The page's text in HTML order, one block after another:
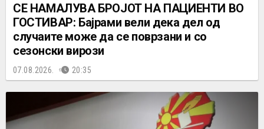
СЕ НАМАЛУВА БРОЈОТ НА ПАЦИЕНТИ ВО
ГОСТИВАР: Бајрами вели дека дел од
случаите може да се поврзани и со
сезонски вирози
07.08.2026. 20:35